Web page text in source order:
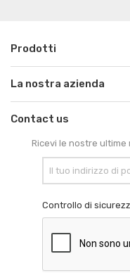
Prodotti
La nostra azienda
Contact us
Ricevi le nostre
Controllo di